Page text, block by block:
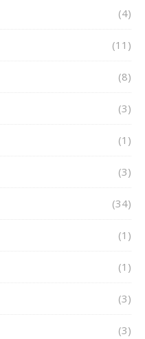
(4)
(11)
(8)
(3)
(1)
(3)
(34)
(1)
(1)
(3)
(3)